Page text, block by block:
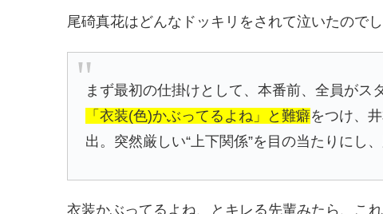
尾碕真花はどんなドッキリをされて泣いたので
まず最初の仕掛けとして、本番前、全員がス
「衣装(色)かぶってるよね」と難癖をつけ、
出。突然厳しい“上下関係”を目の当たりにし
衣装かぶってるよね、とキレる先輩みたら、これ